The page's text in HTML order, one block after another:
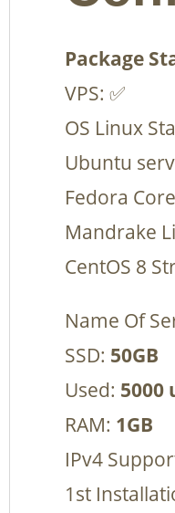
Package
VPS: ✅
OS Linux
Ubuntu
Fedora
Mandrake
CentOS 8
Name Of
SSD: 50GB
Used: 5000
RAM: 1GB
IPv4
1st